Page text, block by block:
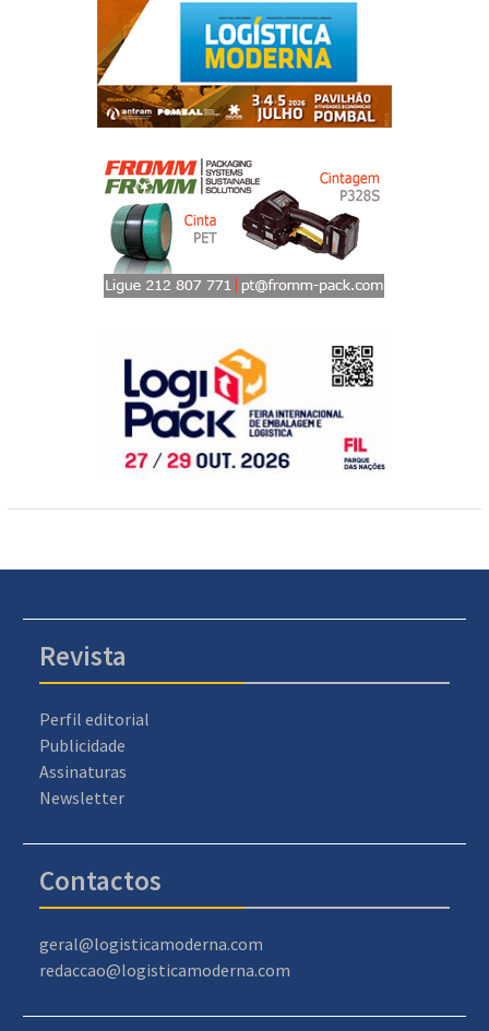
Revista
Perfil editorial
Publicidade
Assinaturas
Newsletter
Contactos
geral@logisticamoderna.com
redaccao@logisticamoderna.com